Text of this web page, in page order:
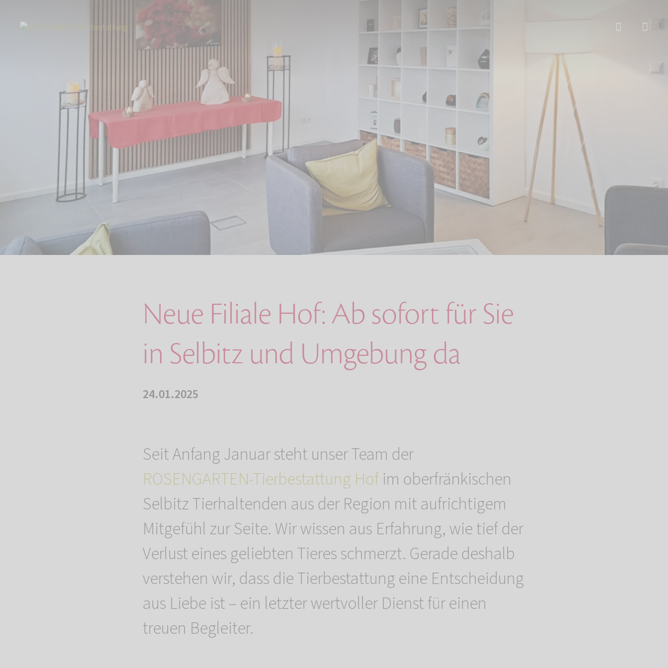
Neue Filiale Hof: Ab sofort für Sie in Selbitz und Umgebung da
Neue Filiale Hof: Ab sofort für Sie
in Selbitz und Umgebung da
24.01.2025
Seit Anfang Januar steht unser Team der
ROSENGARTEN-Tierbestattung Hof im oberfränkischen
Selbitz Tierhaltenden aus der Region mit aufrichtigem
Mitgefühl zur Seite. Wir wissen aus Erfahrung, wie tief der
Verlust eines geliebten Tieres schmerzt. Gerade deshalb
verstehen wir, dass die Tierbestattung eine Entscheidung
aus Liebe ist – ein letzter wertvoller Dienst für einen
treuen Begleiter.